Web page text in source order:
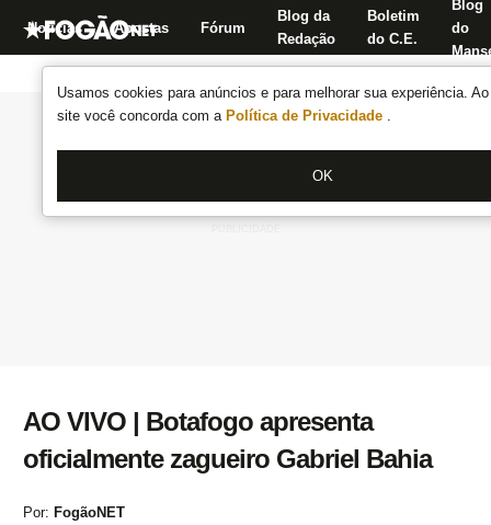
Usamos cookies para anúncios e para melhorar sua experiência.
site você concorda com a Política de Privacidade .
OK
Notícias Apostas Fórum
Blog da
Redação
Boletim
do C.E.
Blog
do
AO VIVO | Botafogo apresenta
oficialmente zagueiro Gabriel Bahia
Por: FogãoNET